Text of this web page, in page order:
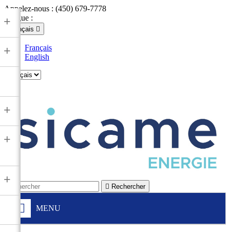
Appelez-nous : (450) 679-7778
Langue :
Français 
Français
English
 Rechercher
MENU
+
+
+
+
+